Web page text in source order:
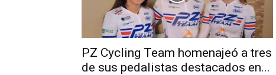
PZ Cycling Team homenajeó a tres
de sus pedalistas destacados en...